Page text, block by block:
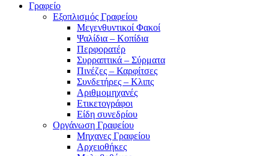
Γραφείο
Εξοπλισμός Γραφείου
Μεγενθυντικοί Φακοί
Ψαλίδια – Κοπίδια
Περφορατέρ
Συρραπτικά – Σύρματα
Πινέζες – Καρφίτσες
Συνδετήρες – Κλιπς
Αριθμομηχανές
Ετικετογράφοι
Είδη συνεδρίου
Οργάνωση Γραφείου
Μηχανες Γραφείου
Αρχειοθήκες